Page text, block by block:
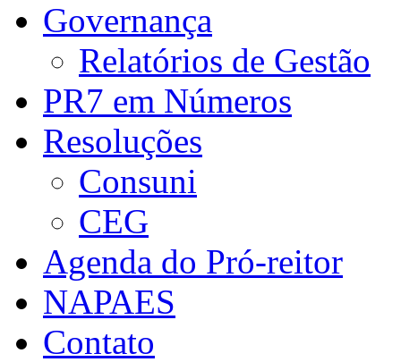
Governança
Relatórios de Gestão
PR7 em Números
Resoluções
Consuni
CEG
Agenda do Pró-reitor
NAPAES
Contato